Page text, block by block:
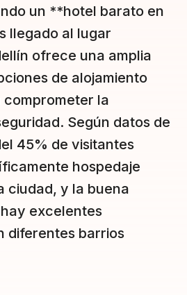
un **hotel barato en
llegado al lugar
ofrece una amplia
de alojamiento
comprometer la
Según datos de
45% de visitantes
hospedaje
ciudad, y la buena
excelentes
diferentes barrios